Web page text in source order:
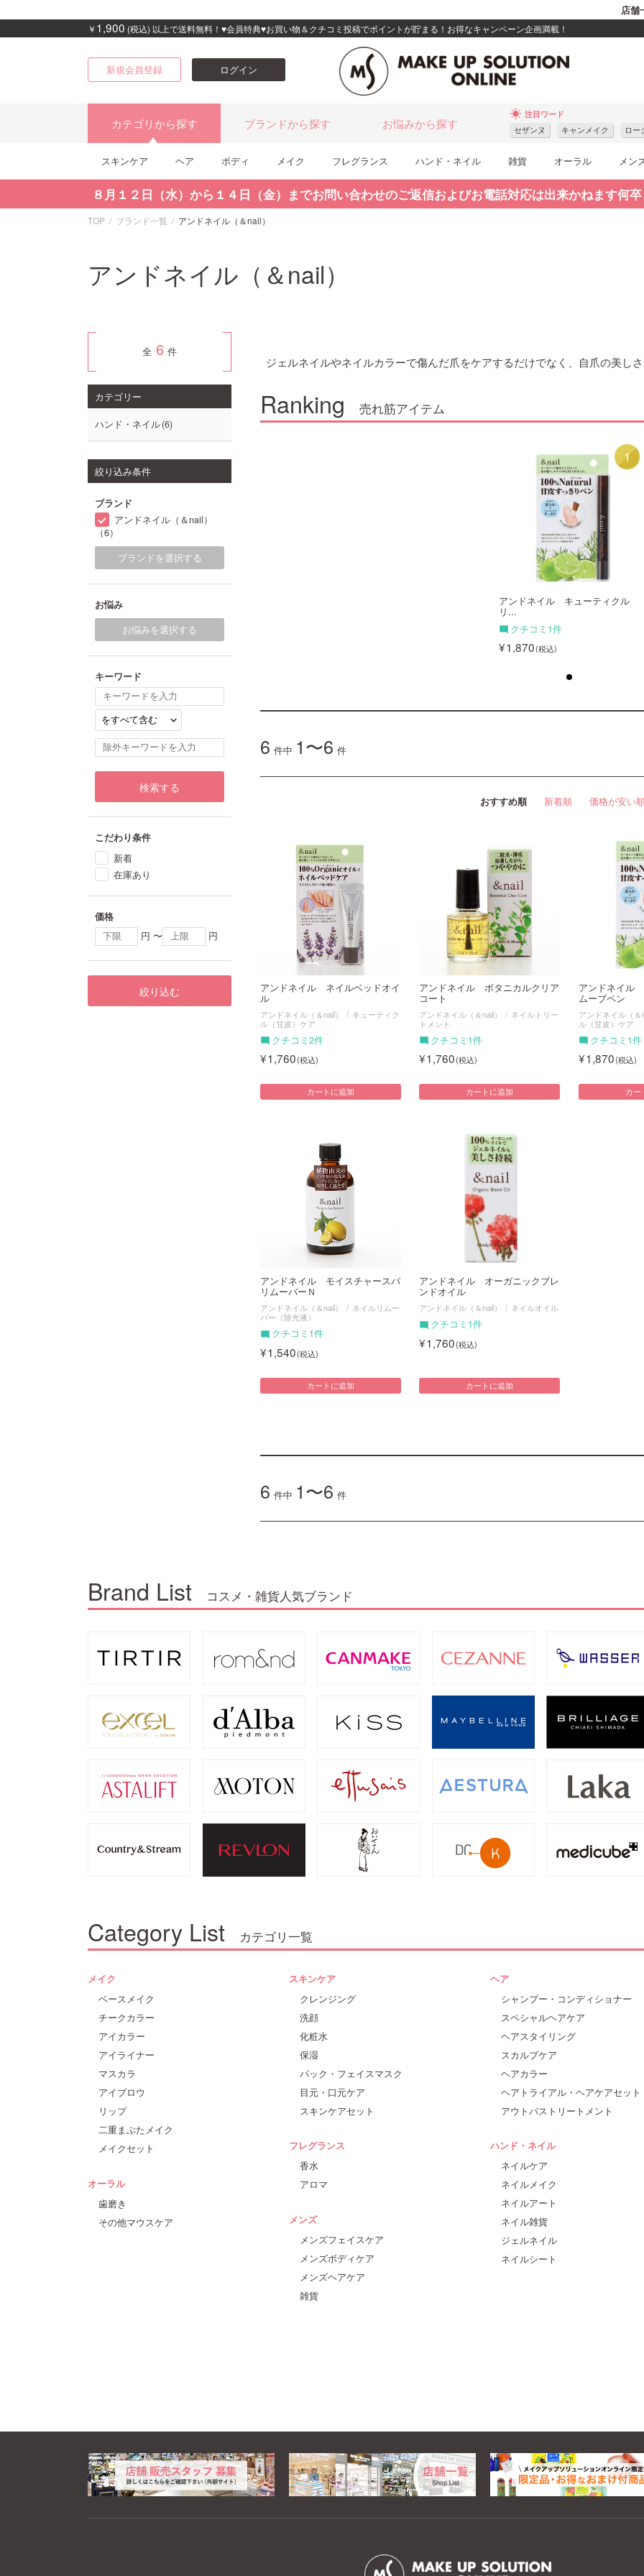
店舗
￥ 1,900 (税込) 以上で送料無料！♥会員特典♥お買い物＆クチコミ投稿でポイントが貯まる！お得なキャンペーン企画満載！
新規会員登録 ログイン
カテゴリから探す ブランドから探す お悩みから探す
wb_sunny 注目ワード
セザンヌ キャンメイク ロー
スキンケア ヘア ボディ メイク フレグランス ハンド・ネイル 雑貨 オーラル メン
８月１２日（水）から１４日（金）までお問い合わせのご返信およびお電話対応は出来かねます何
TOP ブランド一覧 アンドネイル（＆nail）
アンドネイル（＆nail）
ジェルネイルやネイルカラーで傷んだ爪をケアするだけでなく、自爪の美し
Ranking 売れ筋アイテム
1
アンドネイル キューティクル
リ...
クチコミ1件
1,870
リ...
クチコミ1件
1,870
6 件中 1〜6 件
おすすめ順 新着順 価格が安い
アンドネイル ネイルベッドオイ
ル
アンドネイル（＆nail）
キューティク
ル（甘皮）ケア
クチコミ2件
1,760
カートに追加
アンドネイル ボタニカルクリア
コート
アンドネイル（＆nail）
ネイルトリー
トメント
クチコミ1件
1,760
カートに追加
アンドネイル
ムーブペン
アンドネイル（＆
ル（甘皮）ケア
クチコミ1件
1,870
カー
アンドネイル モイスチャースパ
リムーバーＮ
アンドネイル（＆nail）
ネイルリムー
バー（除光液）
クチコミ1件
1,540
カートに追加
アンドネイル オーガニックブレ
ンドオイル
アンドネイル（＆nail） ネイルオイル
クチコミ1件
1,760
カートに追加
6 件中 1〜6 件
全 6 件
カテゴリー
ハンド・ネイル 6
絞り込み条件
ブランド
アンドネイル（＆nail）
（6）
ブランドを選択する
お悩み
お悩みを選択する
キーワード
検索する
こだわり条件
新着
在庫あり
価格
円 〜 円
絞り込む
Brand List コスメ・雑貨人気ブランド
Category List カテゴリ一覧
スキンケア
クレンジング
洗顔
化粧水
保湿
パック・フェイスマスク
目元・口元ケア
スキンケアセット
ヘア
シャンプー・コンディショナー
スペシャルヘアケア
ヘアスタイリング
スカルプケア
ヘアカラー
ヘアトライアル・ヘアケアセット
アウトバストリートメント
メイク
ベースメイク
チークカラー
アイカラー
アイライナー
マスカラ
アイブロウ
リップ
二重まぶたメイク
メイクセット
フレグランス
香水
アロマ
ハンド・ネイル
ネイルケア
ネイルメイク
ネイルアート
ネイル雑貨
ジェルネイル
ネイルシート
オーラル
歯磨き
その他マウスケア
メンズ
メンズフェイスケア
メンズボディケア
メンズヘアケア
雑貨